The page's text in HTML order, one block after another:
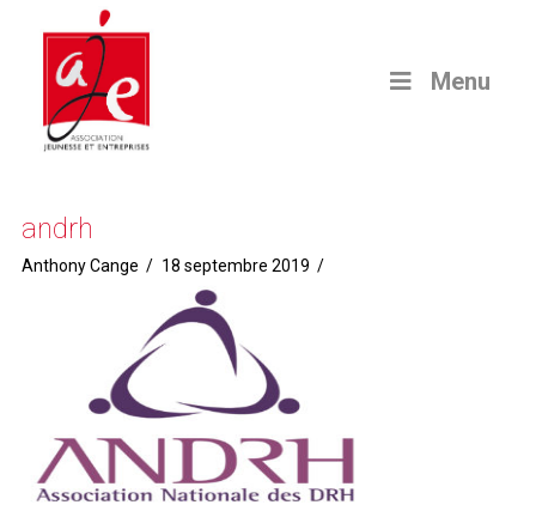
Menu
andrh
Anthony Cange 18 septembre 2019